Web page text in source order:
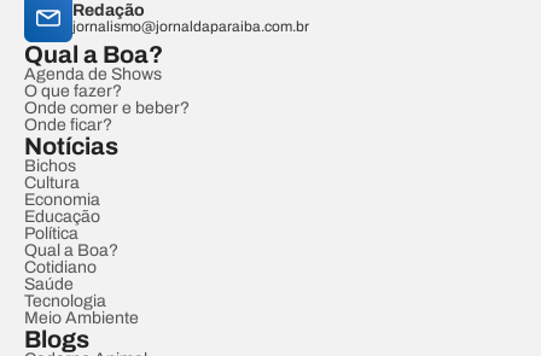
Redação
jornalismo@jornaldaparaiba.com.br
Qual a Boa?
Agenda de Shows
O que fazer?
Onde comer e beber?
Onde ficar?
Notícias
Bichos
Cultura
Economia
Educação
Política
Qual a Boa?
Cotidiano
Saúde
Tecnologia
Meio Ambiente
Blogs